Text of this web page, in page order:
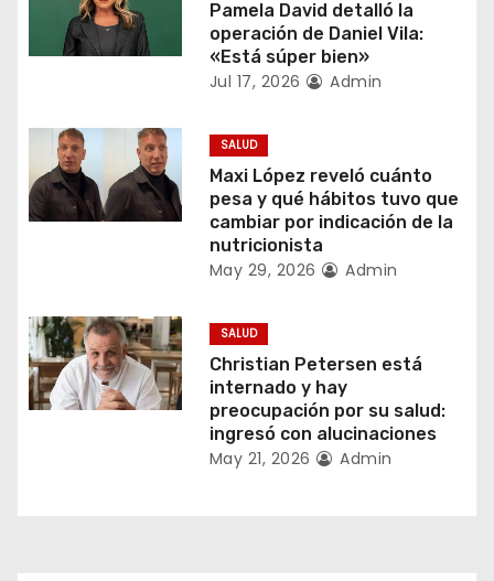
i
n
d
n
t
Pamela David detalló la
operación de Daniel Vila:
«Está súper bien»
Jul 17, 2026 Admin
SALUD
Maxi López reveló cuánto
pesa y qué hábitos tuvo que
cambiar por indicación de la
nutricionista
May 29, 2026 Admin
SALUD
Christian Petersen está
internado y hay
preocupación por su salud:
ingresó con alucinaciones
May 21, 2026 Admin